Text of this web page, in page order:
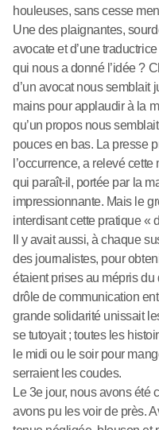
houleuses, sans cesse
Une des plaignantes,
avocate et d’une
qui nous a donné l’idée ?
d’un avocat nous semblait
mains pour applaudir à la
qu’un propos nous
pouces en bas. La presse
l’occurrence, a relevé
qui paraît-il, portée par la
impressionnante. Mais le
interdisant cette pratique «
Il y avait aussi, à chaque
des journalistes, pour
étaient prises au mépris du
drôle de communication
grande solidarité unissait
se tutoyait ; toutes les
le midi ou le soir pour
serraient les coudes.
Le 3e jour, nous avons été
avons pu les voir de près.